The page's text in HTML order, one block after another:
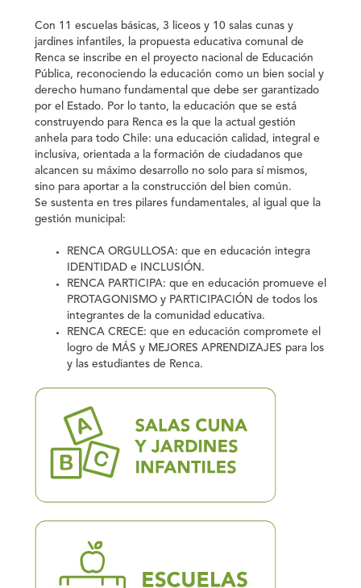
Con 11 escuelas básicas, 3 liceos y 10 salas cunas y
jardines infantiles, la propuesta educativa comunal de
Renca se inscribe en el proyecto nacional de Educación
Pública, reconociendo la educación como un bien social y
derecho humano fundamental que debe ser garantizado
por el Estado. Por lo tanto, la educación que se está
construyendo para Renca es la que la actual gestión
anhela para todo Chile: una educación calidad, integral e
inclusiva, orientada a la formación de ciudadanos que
alcancen su máximo desarrollo no solo para sí mismos,
sino para aportar a la construcción del bien común.
Se sustenta en tres pilares fundamentales, al igual que la
gestión municipal:
RENCA ORGULLOSA: que en educación integra
IDENTIDADe
INCLUSIÓN.
RENCA PARTICIPA: que en educación promueve el
PROTAGONISMOy PARTICIPACIÓN de todos los
integrantes de la comunidad educativa.
RENCA CRECE: que en educación compromete el
logro de MÁS y MEJORES APRENDIZAJES para los
y las estudiantes de Renca.